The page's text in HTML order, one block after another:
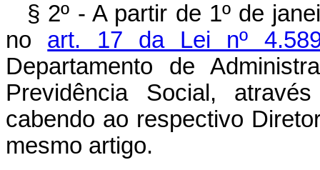
§ 2º - A partir de 1º de
no art. 17 da Lei nº
Departamento de
Previdência Social,
cabendo ao respectivo
mesmo artigo.